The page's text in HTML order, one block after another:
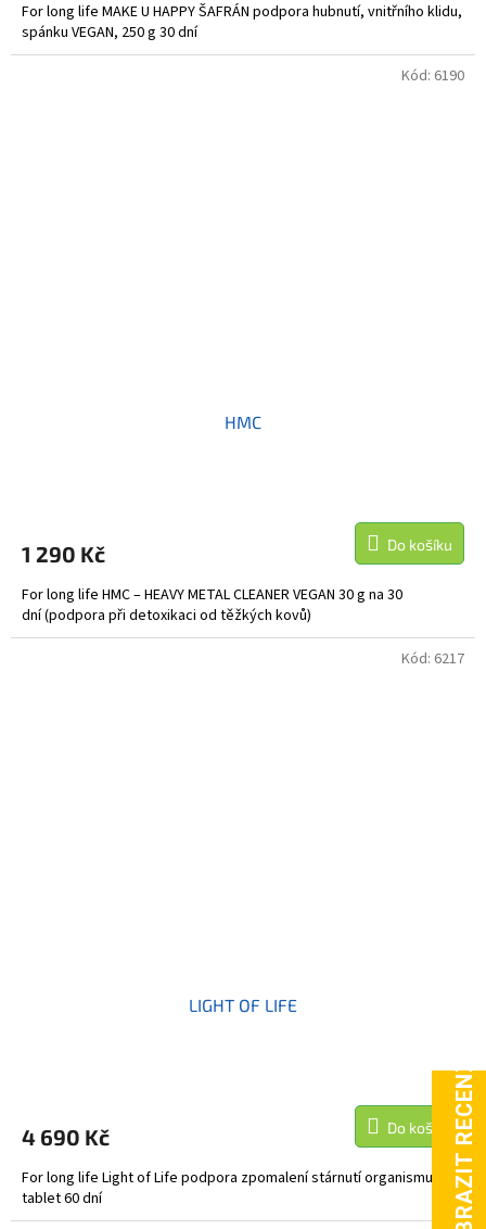
For long life MAKE U HAPPY ŠAFRÁN podpora hubnutí, vnitřního klidu,
spánku VEGAN, 250 g 30 dní
HMC
1 290 Kč Do košíku
For long life HMC – HEAVY METAL CLEANER VEGAN 30 g na 30
dní (podpora při detoxikaci od těžkých kovů)
Kód: 6190
LIGHT OF LIFE
4 690 Kč Do košíku
For long life Light of Life podpora zpomalení stárnutí organismu 120
tablet 60 dní
Kód: 6217